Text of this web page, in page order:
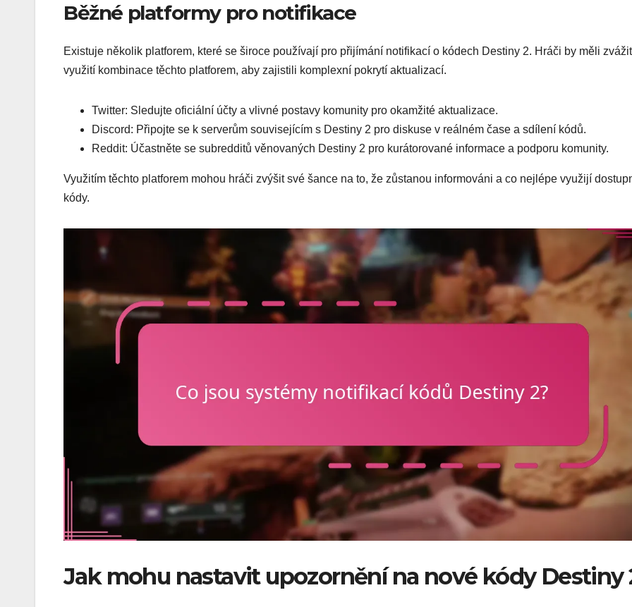
Běžné platformy pro notifikace
Existuje několik platforem, které se široce používají pro přijímání notifikací o kódech Destiny 2. Hráči by měli zvážit
využití kombinace těchto platforem, aby zajistili komplexní pokrytí aktualizací.
Twitter: Sledujte oficiální účty a vlivné postavy komunity pro okamžité aktualizace.
Discord: Připojte se k serverům souvisejícím s Destiny 2 pro diskuse v reálném čase a sdílení kódů.
Reddit: Účastněte se subredditů věnovaných Destiny 2 pro kurátorované informace a podporu komunity.
Využitím těchto platforem mohou hráči zvýšit své šance na to, že zůstanou informováni a co nejlépe využijí
kódy.
Jak mohu nastavit upozornění na nové kódy Destiny